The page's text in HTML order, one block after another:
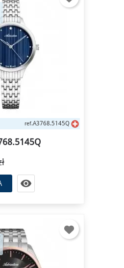
ref.A3768.5145Q
